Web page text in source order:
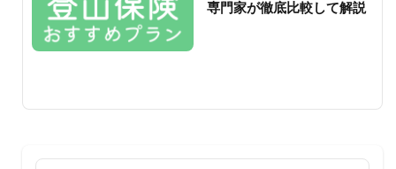
専門家が徹底比較して解説